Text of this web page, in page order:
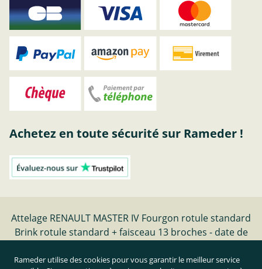
Achetez en toute sécurité sur Rameder !
Attelage RENAULT MASTER IV Fourgon rotule standard
Brink rotule standard + faisceau 13 broches - date de
Rameder utilise des cookies pour vous garantir le meilleur service